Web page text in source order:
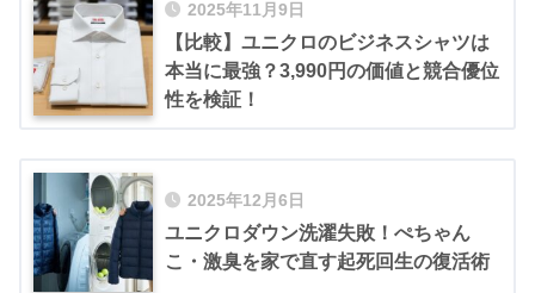
2025年11月9日
【比較】ユニクロのビジネスシャツは
本当に最強？3,990円の価値と競合優位
性を検証！
2025年12月6日
ユニクロダウン洗濯失敗！ぺちゃん
こ・激臭を家で直す起死回生の復活術